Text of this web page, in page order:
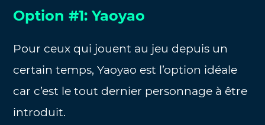
Option #1: Yaoyao
Pour ceux qui jouent au jeu depuis un
certain temps, Yaoyao est l’option idéale
car c’est le tout dernier personnage à être
introduit.